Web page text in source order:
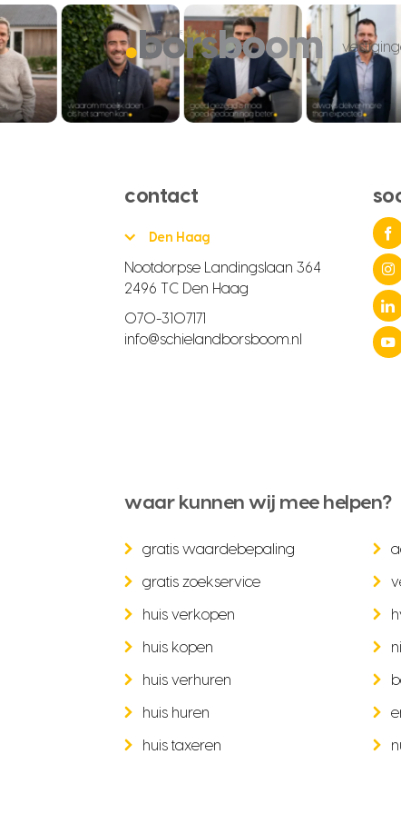
contact
Den Haag
Nootdorpse Landingslaan 364
2496 TC Den Haag
070-3107171
info@schielandborsboom.nl
waar kunnen wij mee helpen?
gratis waardebepaling
gratis zoekservice
huis verkopen
huis kopen
huis verhuren
huis huren
huis taxeren